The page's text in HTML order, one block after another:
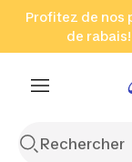
Aller à la
Profitez de nos
de rabais!